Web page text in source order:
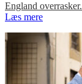
England
Læs mere